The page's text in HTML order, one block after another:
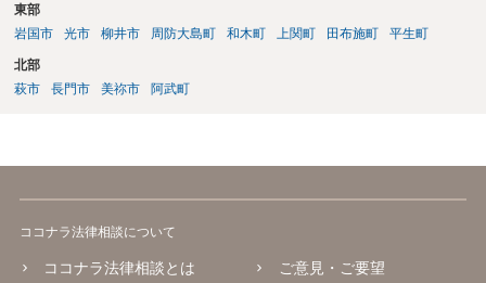
東部
岩国市
光市 柳井市 周防大島町 和木町 上関町 田布施町 平生町
北部
萩市
長門市 美祢市 阿武町
ココナラ法律相談について
ココナラ法律相談とは ご意見・ご要望